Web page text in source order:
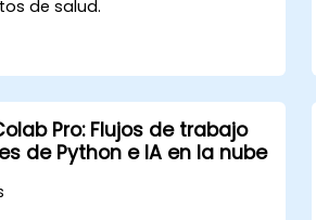
de salud.
impulsadas por inteligencia
las consideraciones éticas en
de IA para la salud.
Pro: Flujos de trabajo
de Python e IA en la nube